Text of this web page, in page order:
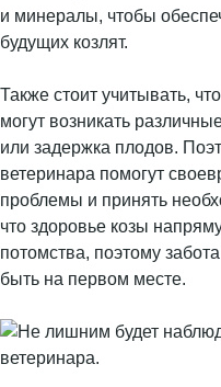
и минералы, чтобы
будущих козлят.
Также стоит учитывать,
могут возникать
или задержка плодов.
ветеринара помогут
проблемы и принять
что здоровье козы
потомства, поэтому
быть на первом месте.